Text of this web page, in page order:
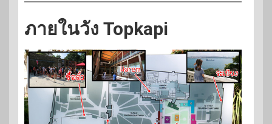
ภายในวัง Topkapi